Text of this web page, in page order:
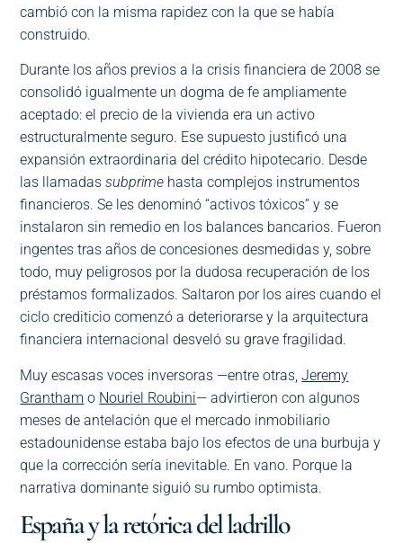
cambió con la misma rapidez con la que se había
construido.
Durante los años previos a la crisis financiera de 2008 se
consolidó igualmente un dogma de fe ampliamente
aceptado: el precio de la vivienda era un activo
estructuralmente seguro. Ese supuesto justificó una
expansión extraordinaria del crédito hipotecario. Desde
las llamadassubprime hasta complejos instrumentos
financieros. Se les denominó “activos tóxicos” y se
instalaron sin remedio en los balances bancarios. Fueron
ingentes tras años de concesiones desmedidas y, sobre
todo, muy peligrosos por la dudosa recuperación de los
préstamos formalizados. Saltaron por los aires cuando el
ciclo crediticio comenzó a deteriorarse y la arquitectura
financiera internacional desveló su grave fragilidad.
Muy escasas voces inversoras —entre otras,Jeremy
Grantham o Nouriel Roubini— advirtieron con algunos
meses de antelación que el mercado inmobiliario
estadounidense estaba bajo los efectos de una burbuja y
que la corrección sería inevitable. En vano. Porque la
narrativa dominante siguió su rumbo optimista.
España y la retórica del ladrillo